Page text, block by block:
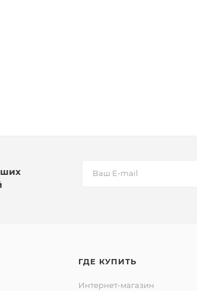
ГДЕ КУПИТЬ
Интернет-магазин